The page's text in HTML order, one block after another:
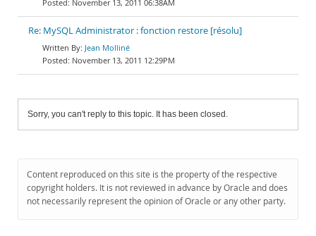
November 13, 2011 06:38AM
Re: MySQL Administrator : fonction restore [résolu]
Jean Molliné
November 13, 2011 12:29PM
Sorry, you can't reply to this topic. It has been closed.
Content reproduced on this site is the property of the respective
copyright holders. It is not reviewed in advance by Oracle and does
not necessarily represent the opinion of Oracle or any other party.